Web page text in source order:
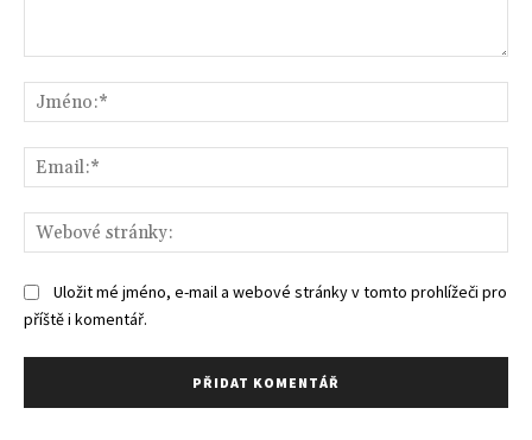
Uložit mé jméno, e-mail a webové stránky v tomto prohlížeči pro
příště i komentář.